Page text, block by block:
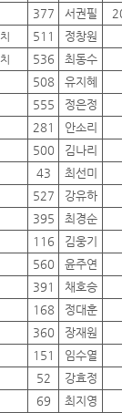
377 서권필
511 정창원
536 최동수
508 유지혜
555 정은정
281 안소리
500 김나리
43 최선미
527 강유하
395 최경순
116 김웅기
560 윤주연
391 채호승
168 정대훈
360 장재원
151 임수열
52 강효정
69 최지영